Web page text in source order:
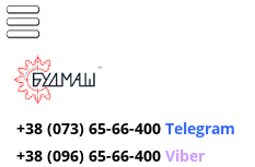
+38 (073) 65-66-400 Telegram
+38 (096) 65-66-400 Viber